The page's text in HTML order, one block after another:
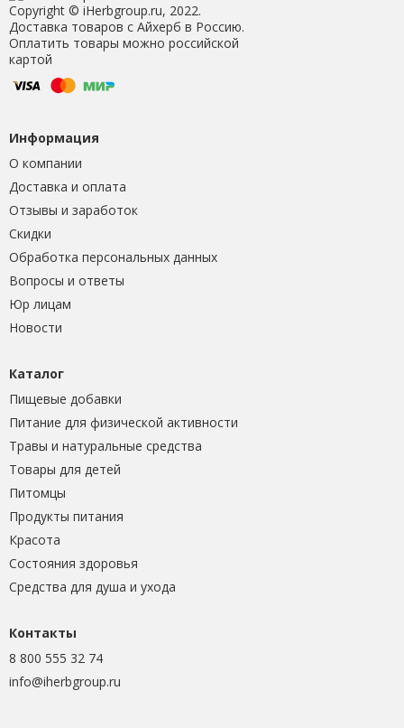
Copyright © iHerbgroup.ru, 2022.
Доставка товаров с Айхерб в Россию.
Оплатить товары можно российской
картой
Информация
О компании
Доставка и оплата
Отзывы и заработок
Скидки
Обработка персональных данных
Вопросы и ответы
Юр лицам
Новости
Каталог
Пищевые добавки
Питание для физической активности
Травы и натуральные средства
Товары для детей
Питомцы
Продукты питания
Красота
Состояния здоровья
Средства для душа и ухода
Контакты
8 800 555 32 74
info@iherbgroup.ru